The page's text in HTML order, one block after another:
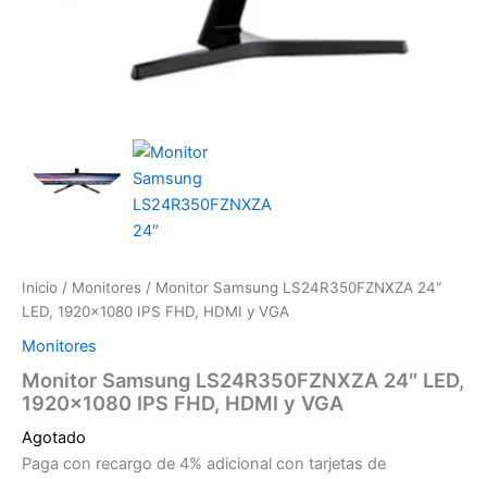
Inicio / Monitores / Monitor Samsung LS24R350FZNXZA 24″
LED, 1920×1080 IPS FHD, HDMI y VGA
Monitores
Monitor Samsung LS24R350FZNXZA 24″ LED,
1920×1080 IPS FHD, HDMI y VGA
Agotado
Paga con recargo de 4% adicional con tarjetas de